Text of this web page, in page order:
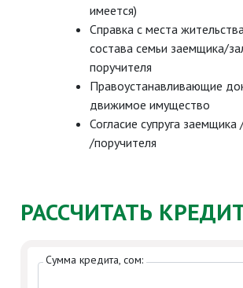
имеется)
Справка с места
состава семьи заемщика/
поручителя
Правоустанавливающие
движимое имущество
Согласие супруга заемщика
/поручителя
РАССЧИТАТЬ
Сумма кредита, сом: